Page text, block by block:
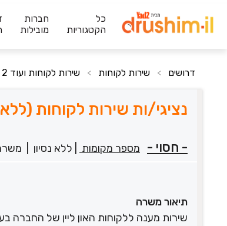
כל
הקטגוריות
חברות
מובילות
דרושים > שירות לקוחות > שירות לקוחות ועוד 2 תחומים
נציגי/ות שירות לקוחות
- חסוי - מספר מקומות ללא נסיון
תיאור משרה
שירות מענה ללקוחות האון ליין של החברה